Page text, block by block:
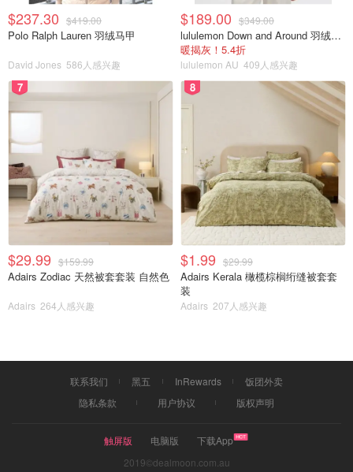
$237.30 $419.00
Polo Ralph Lauren 羽绒马甲
David Jones 586人感兴趣
$189.00 $349.00
lululemon Down and Around 羽绒夹克
暖揭灰！5.4折
lululemon AU 409人感兴趣
7
$29.99 $159.99
Adairs Zodiac 天然被套套装 自然色
Adairs 264人感兴趣
8
$1.99 $29.99
Adairs Kerala 橄榄棕榈绗缝被套套
装
Adairs 207人感兴趣
联系我们 黑五 InRewards
饭团外卖
隐私条款
用户协议 版权声明
触屏版 电脑版
下载App
2019©dealmoon.com.au